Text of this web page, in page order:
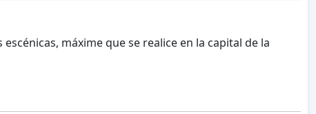
máxime que se realice en la capital de la